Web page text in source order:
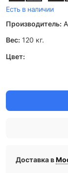
Есть в наличии
Производитель:
Вес: 120 кг.
Цвет:
Доставка в